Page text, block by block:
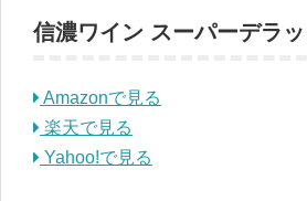
信濃ワイン スーパーデラ
Amazonで見る
楽天で見る
Yahoo!で見る